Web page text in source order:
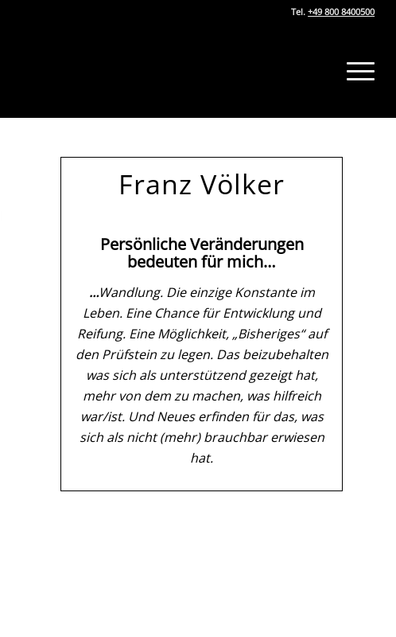
Tel.+49 800 8400500
Franz Völker
Persönliche Veränderungen
bedeuten für mich…
…Wandlung. Die einzige Konstante im
Leben. Eine Chance für Entwicklung und
Reifung. Eine Möglichkeit, „Bisheriges“ auf
den Prüfstein zu legen. Dasbeizubehalten
was sich als unterstützend gezeigt hat,
mehr von dem zu machen, was hilfreich
war/ist. Und Neues erfinden für das, was
sich als nicht(mehr) brauchbar erwiesen
hat.